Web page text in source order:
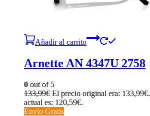
Añadir al carrito
Arnette AN 4347U 2758
0 out of 5
133,99€ El precio original era: 133,99€.
actual es: 120,59€.
Envío Gratis